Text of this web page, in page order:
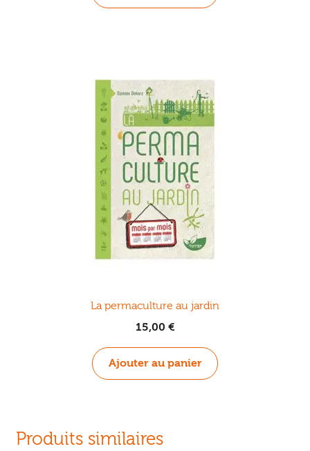
La permaculture au jardin
15,00 €
Ajouter au panier
Produits similaires